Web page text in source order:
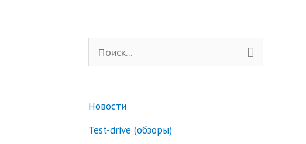
о
с
к
Новости
Test-drive (обзоры)